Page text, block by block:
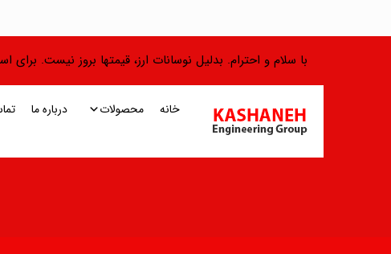
با سلام و احترام. بدلیل نوسانات ارز، قیمتها بروز نیست. برای
خانه محصولات درباره ما